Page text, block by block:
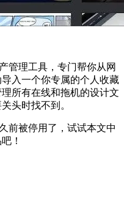
管理工具，专门帮你从网
入一个你专属的个人收藏
所有在线和拖机的设计文
头时找不到。
前被停用了，试试本文中
！